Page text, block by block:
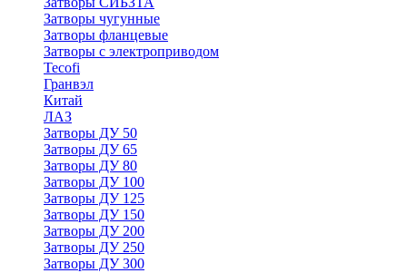
Затворы чугунные
Затворы фланцевые
Затворы с электроприводом
Tecofi
Гранвэл
Китай
ЛАЗ
Затворы ДУ 50
Затворы ДУ 65
Затворы ДУ 80
Затворы ДУ 100
Затворы ДУ 125
Затворы ДУ 150
Затворы ДУ 200
Затворы ДУ 250
Затворы ДУ 300